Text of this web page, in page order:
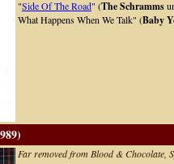
"Side Of The Road" (The Schramms
What Happens When We Talk" (Baby
Far removed from Blood & Chocolate,